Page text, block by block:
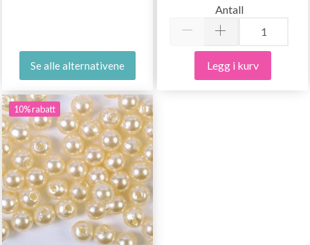
Se alle alternativene
Antall
Legg i kurv
10% rabatt